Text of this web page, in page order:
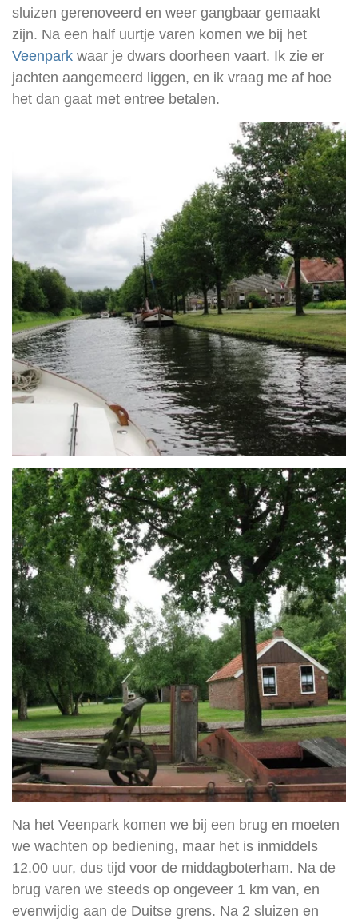
sluizen gerenoveerd en weer gangbaar gemaakt
zijn. Na een half uurtje varen komen we bij het
Veenpark waar je dwars doorheen vaart. Ik zie er
jachten aangemeerd liggen, en ik vraag me af hoe
het dan gaat met entree betalen.
Na het Veenpark komen we bij een brug en moeten
we wachten op bediening, maar het is inmiddels
12.00 uur, dus tijd voor de middagboterham. Na de
brug varen we steeds op ongeveer 1 km van, en
evenwijdig aan de Duitse grens. Na 2 sluizen en